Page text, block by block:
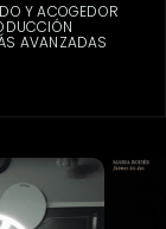
Y ACOGEDOR
AVANZADAS